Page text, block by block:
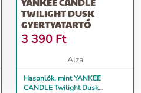
TWILIGHT DUSK
GYERTYATARTÓ
3 390 Ft
Alza
Hasonlók, mint YANKEE
CANDLE Twilight Dusk